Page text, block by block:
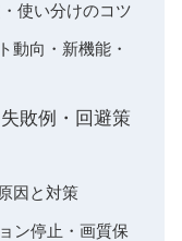
使い分けのコツ
動向・新機能・
敗例・回避策
因と対策
ン停止・画質保